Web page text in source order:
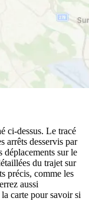
ci-dessus. Le tracé
arrêts desservis par
sur le
du trajet sur
précis, comme les
aussi
carte pour savoir si